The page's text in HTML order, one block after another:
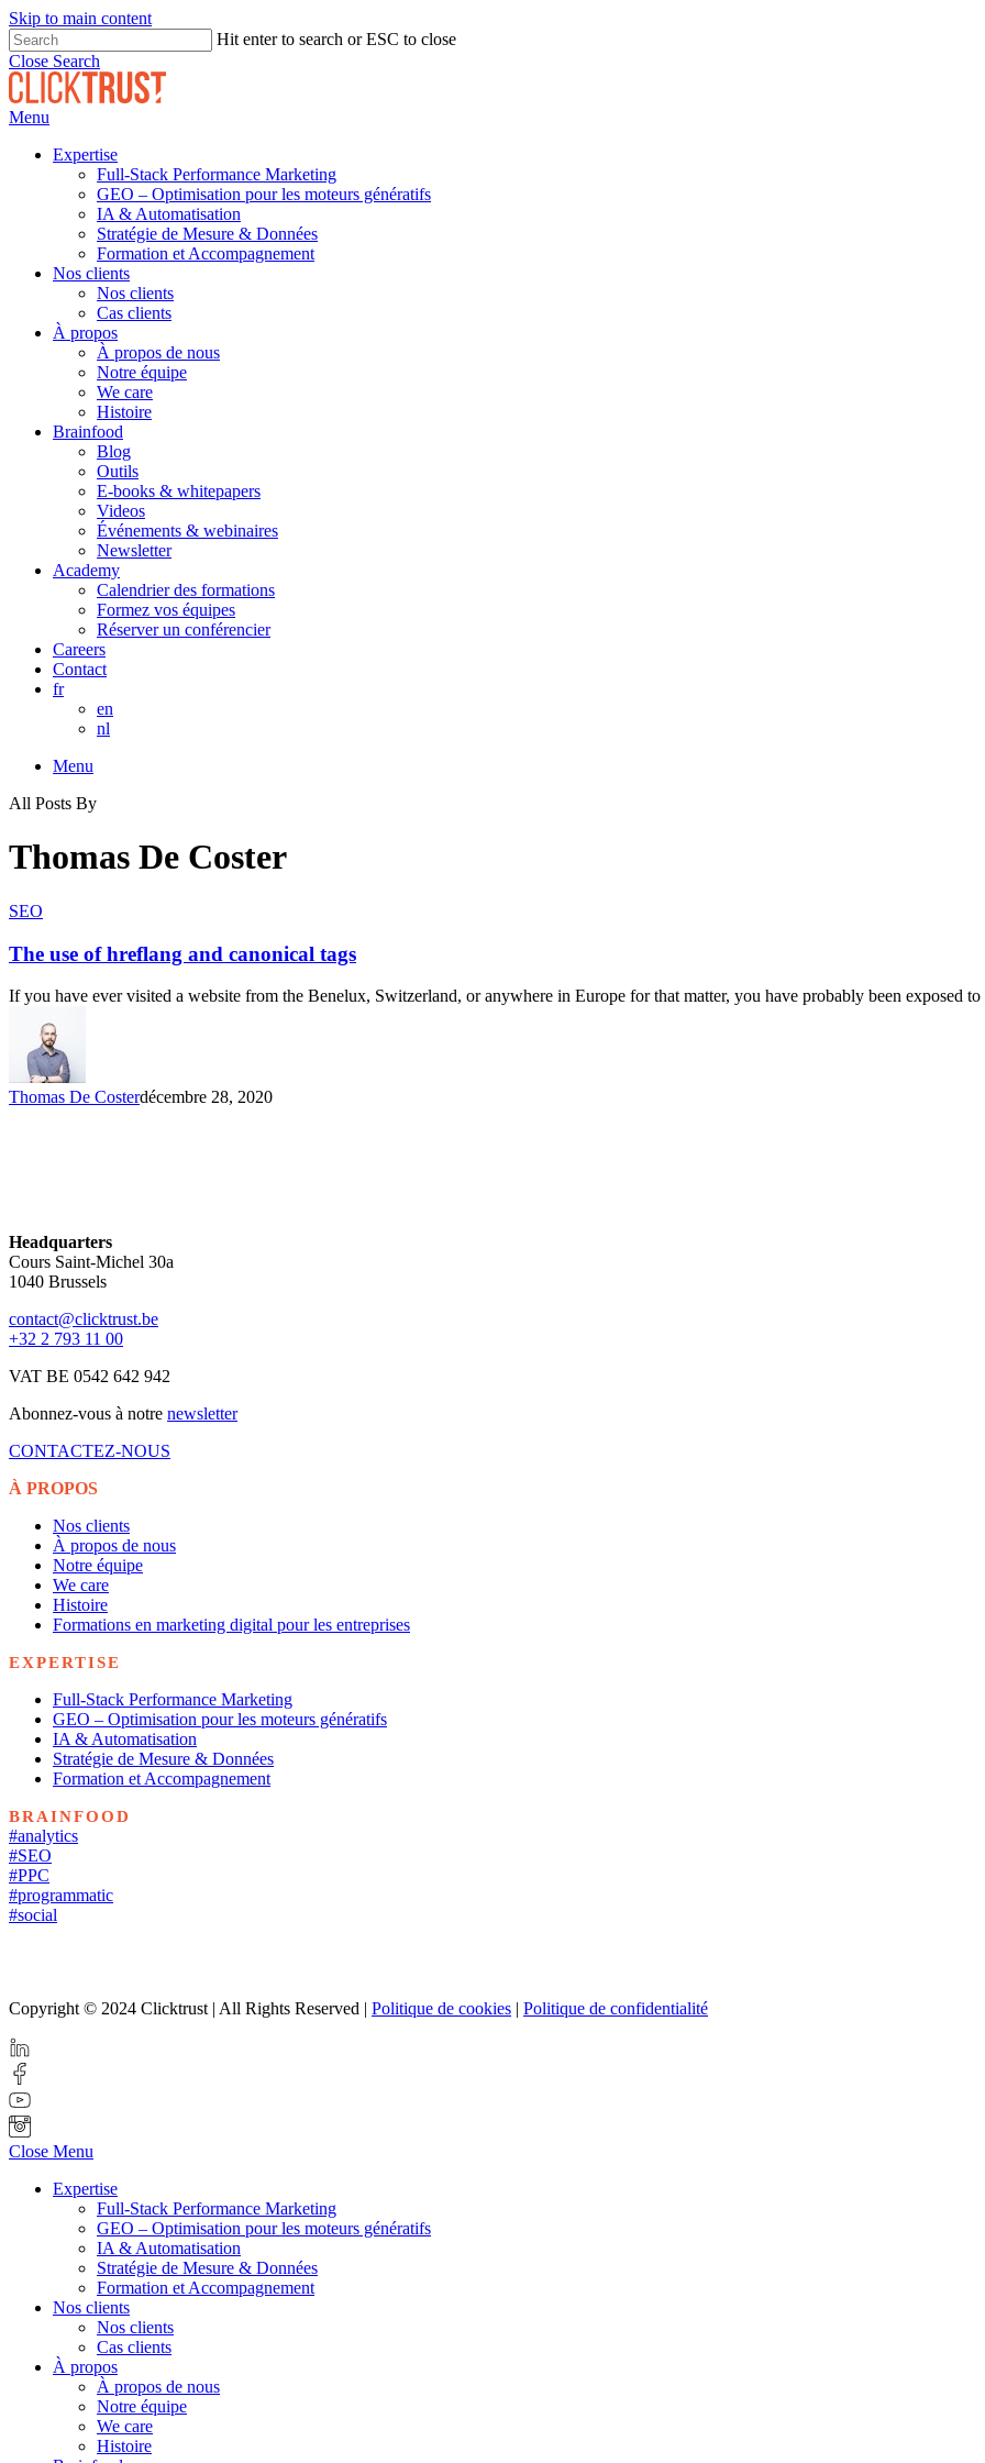
Skip to main content
Hit enter to search or ESC to close
Close Search
Menu
Expertise
Full-Stack Performance Marketing
GEO – Optimisation pour les moteurs génératifs
IA & Automatisation
Stratégie de Mesure & Données
Formation et Accompagnement
Nos clients
Nos clients
Cas clients
À propos
À propos de nous
Notre équipe
We care
Histoire
Brainfood
Blog
Outils
E-books & whitepapers
Videos
Événements & webinaires
Newsletter
Academy
Calendrier des formations
Formez vos équipes
Réserver un conférencier
Careers
Contact
fr
en
nl
Menu
All Posts By
Thomas De Coster
SEO
The use of hreflang and canonical tags
If you have ever visited a website from the Benelux, Switzerland, or anywhere in Europe for that matter, you have probably been exposed
Thomas De Costerdécembre 28, 2020
Headquarters
Cours Saint-Michel 30a
1040 Brussels
contact@clicktrust.be
+32 2 793 11 00
VAT BE 0542 642 942
Abonnez-vous à notre newsletter
CONTACTEZ-NOUS
À PROPOS
Nos clients
À propos de nous
Notre équipe
We care
Histoire
Formations en marketing digital pour les entreprises
EXPERTISE
Full-Stack Performance Marketing
GEO – Optimisation pour les moteurs génératifs
IA & Automatisation
Stratégie de Mesure & Données
Formation et Accompagnement
BRAINFOOD
#analytics
#SEO
#PPC
#programmatic
#social
Copyright © 2024 Clicktrust | All Rights Reserved | Politique de cookies | Politique de confidentialité
Close Menu
Expertise
Full-Stack Performance Marketing
GEO – Optimisation pour les moteurs génératifs
IA & Automatisation
Stratégie de Mesure & Données
Formation et Accompagnement
Nos clients
Nos clients
Cas clients
À propos
À propos de nous
Notre équipe
We care
Histoire